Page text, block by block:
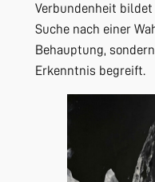
Verbundenheit
Suche nach einer
Behauptung,
Erkenntnis begreift.